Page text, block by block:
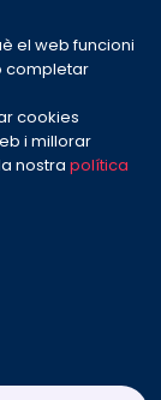
el web funcioni
completar
cookies
i millorar
nostrapolítica